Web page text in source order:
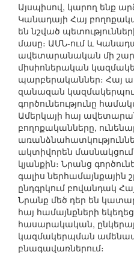
Այսպիսով, կարող ենք
Կանադայի Հայ
են նշված
մասը։ ԱՄՆ-ում և
ավետարանական մի
միսիոներական
պարբերականներ։ Հայ
զանազան
գործունեությունը
Ամերկայի հայ
բողոքականները,
ակտիվորեն մասնակցում
կյանքին։ Նրանց
գալիս ներհամայնքային
ընդգրկում բովանդակ
Նրանք մեծ դեր են
հայ համայնքների
հասարակական,
կազմակերպման
բնագավառներում։